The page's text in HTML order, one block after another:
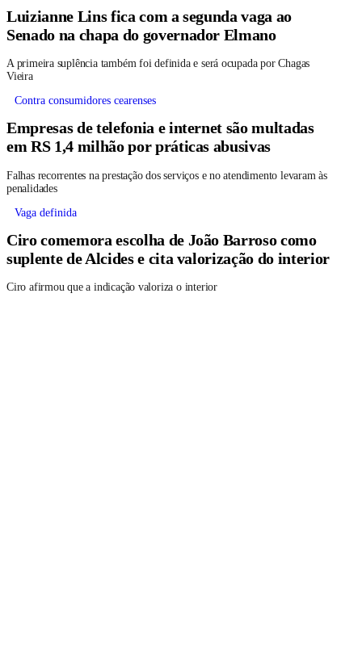
Luizianne Lins fica com a segunda vaga ao
Senado na chapa do governador Elmano
A primeira suplência também foi definida e será ocupada por Chagas
Vieira
Contra consumidores cearenses
Empresas de telefonia e internet são multadas
em RS 1,4 milhão por práticas abusivas
Falhas recorrentes na prestação dos serviços e no atendimento levaram às
penalidades
Vaga definida
Ciro comemora escolha de João Barroso como
suplente de Alcides e cita valorização do interior
Ciro afirmou que a indicação valoriza o interior